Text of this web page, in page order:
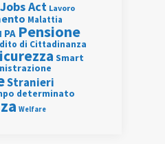
Jobs Act Lavoro
Malattia
PA Pensione
di Cittadinanza
Smart
Stranieri
determinato
Welfare